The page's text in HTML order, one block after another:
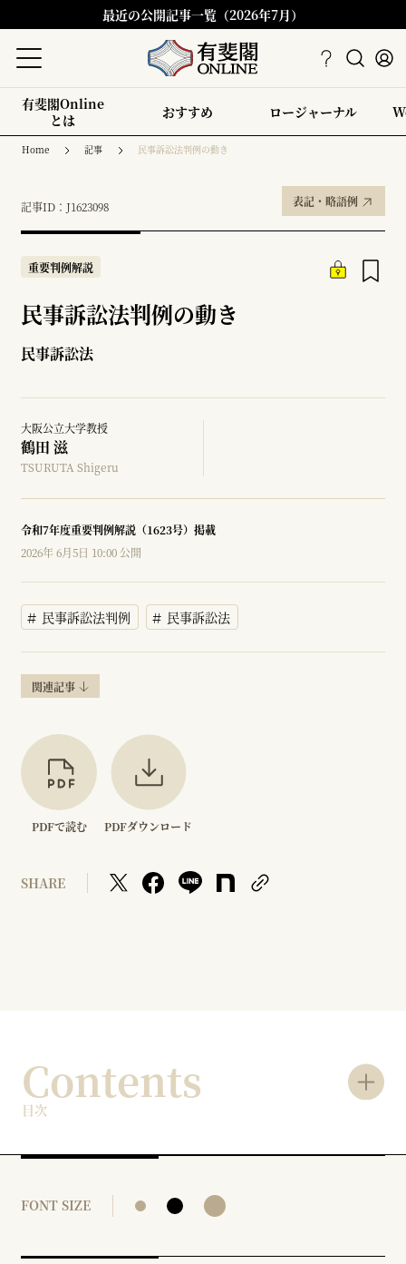
最近の公開記事一覧（2026年7月）
有斐閣Online
とは
おすすめ ロージャーナル
Home 記事 民事訴訟法判例の動き
記事ID：J1623098 表記・略語例
重要判例解説
民事訴訟法判例の動き
民事訴訟法
大阪公立大学教授
鶴田 滋
TSURUTA Shigeru
令和7年度重要判例解説（1623号）掲載
2026年 6月5日 10:00 公開
民事訴訟法判例 民事訴訟法
関連記事
PDFで読む PDFダウンロード
SHARE
Contents
目次
FONT SIZE